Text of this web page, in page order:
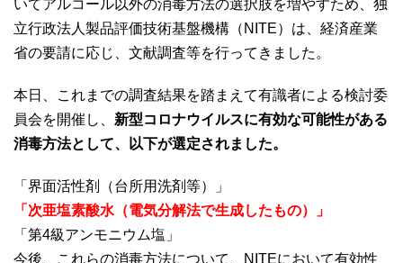
いてアルコール以外の消毒方法の選択肢を増やすため、独
立行政法人製品評価技術基盤機構（NITE）は、経済産業
省の要請に応じ、文献調査等を行ってきました。
本日、これまでの調査結果を踏まえて有識者による検討委
員会を開催し、 新型コロナウイルスに有効な可能性がある
消毒方法として、以下が選定されました。
「界面活性剤（台所用洗剤等）」
「次亜塩素酸水（電気分解法で生成したもの）」
「第4級アンモニウム塩」
今後、これらの消毒方法について、NITEにおいて有効性